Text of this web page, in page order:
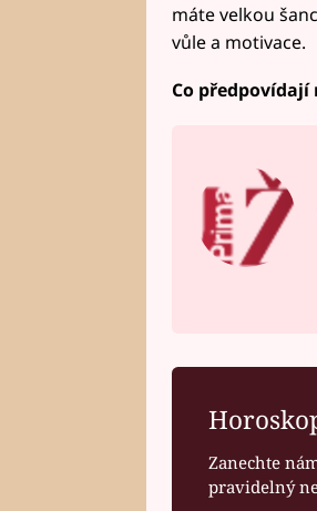
máte velkou
vůle a motivace.
Co předpovídají
Zanechte
pravidelný